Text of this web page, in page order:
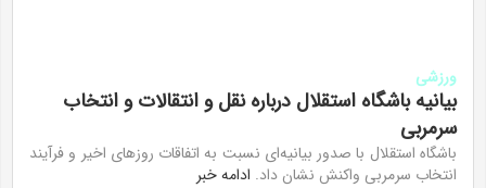
ورزشی
بیانیه باشگاه استقلال درباره نقل و انتقالات و انتخاب
سرمربی
باشگاه استقلال با صدور بیانیه‌ای نسبت به اتفاقات روز‌های اخیر و فرآیند
انتخاب سرمربی واکنش نشان داد. ادامه خبر